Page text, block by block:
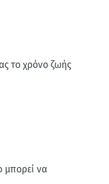
το χρόνο ζωής
μπορεί να